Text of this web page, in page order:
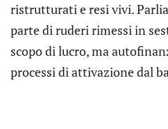
ristrutturati e resi vivi.
parte di ruderi rimessi in
scopo di lucro, ma
processi di attivazione dal